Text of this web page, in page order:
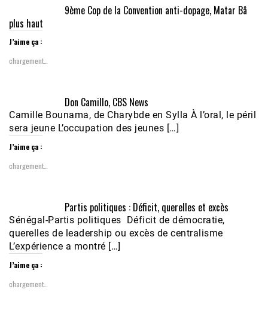
9ème Cop de la Convention anti-dopage, Matar Bâ
plus haut
J’aime ça :
chargement…
Don Camillo, CBS News
Camille Bounama, de Charybde en Sylla À l’oral, le péril
sera jeune L’occupation des jeunes […]
J’aime ça :
chargement…
Partis politiques : Déficit, querelles et excès
Sénégal-Partis politiques Déficit de démocratie,
querelles de leadership ou excès de centralisme
L’expérience a montré […]
J’aime ça :
chargement…